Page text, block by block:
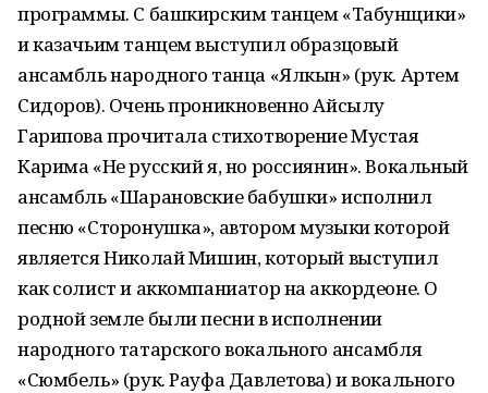
программы. С башкирским танцем «Табунщики»
и казачьим танцем выступил образцовый
ансамбль народного танца «Ялкын» (рук. Артем
Сидоров). Очень проникновенно Айсылу
Гарипова прочитала стихотворение Мустая
Карима «Не русский я, но россиянин». Вокальный
ансамбль «Шарановские бабушки» исполнил
песню «Сторонушка», автором музыки которой
является Николай Мишин, который выступил
как солист и аккомпаниатор на аккордеоне. О
родной земле были песни в исполнении
народного татарского вокального ансамбля
«Сюмбель» (рук. Рауфа Давлетова) и вокального